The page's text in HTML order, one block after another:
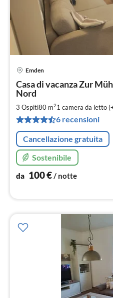
Emden
Casa di vacanza Zur
Nord
3 Ospiti80 m21 camera da letto
6 recensioni
Cancellazione gratuita
Sostenibile
da 100€/ notte